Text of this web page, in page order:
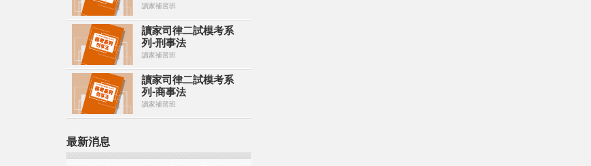
讀家補習班
讀家司律二試模考系
列-刑事法
讀家補習班
讀家司律二試模考系
列-商事法
讀家補習班
最新消息